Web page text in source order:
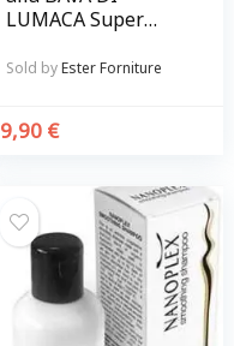
LUMACA Super
antirughe
Sold byEster Forniture
9,90 €